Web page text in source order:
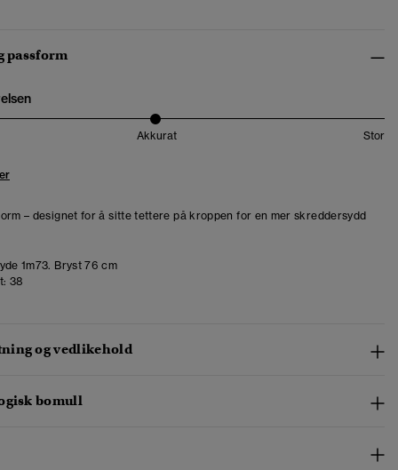
passform
Akkurat Stor
– designet for å sitte tettere på kroppen for en mer skreddersydd
1m73. Bryst 76 cm
38
og vedlikehold
bomull